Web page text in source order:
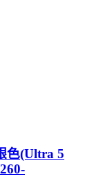
色(Ultra 5